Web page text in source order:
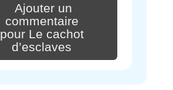
Ajouter un
commentaire
pour Le cachot
d’esclaves